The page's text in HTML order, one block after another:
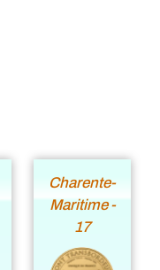
Charente-
Maritime -
17